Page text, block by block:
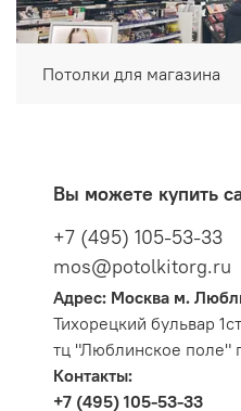
Потолки для магазина
Вы можете купить
+7 (495) 105-53-33
mos@potolkitorg.ru
Адрес: Москва м.
Тихорецкий бульвар
тц "Люблинское поле"
Контакты:
+7 (495) 105-53-33